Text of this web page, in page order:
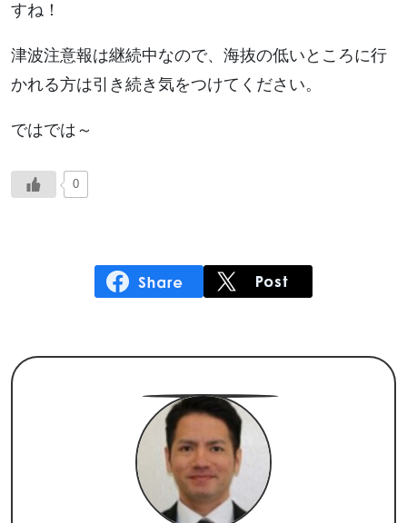
すね！
津波注意報は継続中なので、海抜の低いところに行
かれる方は引き続き気をつけてください。
ではでは～
0